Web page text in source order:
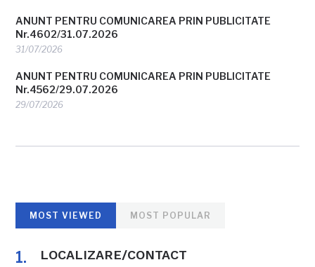
ANUNT PENTRU COMUNICAREA PRIN PUBLICITATE
Nr.4602/31.07.2026
31/07/2026
ANUNT PENTRU COMUNICAREA PRIN PUBLICITATE
Nr.4562/29.07.2026
29/07/2026
MOST VIEWED MOST POPULAR
LOCALIZARE/CONTACT